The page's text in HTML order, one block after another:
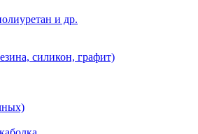
и др.
силикон, графит)